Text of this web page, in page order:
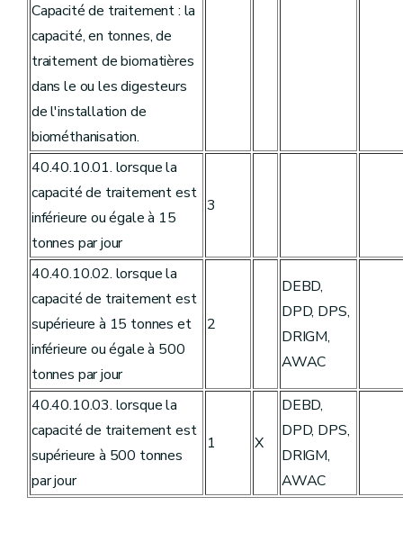
Capacité de traitement : la
capacité, en tonnes, de
traitement de biomatières
dans le ou les digesteurs
de l'installation de
biométhanisation.
40.40.10.01. lorsque la
capacité de traitement est
inférieure ou égale à 15
tonnes par jour
3
40.40.10.02. lorsque la
capacité de traitement est
supérieure à 15 tonnes et
inférieure ou égale à 500
tonnes par jour
2
DEBD,
DPD, DPS,
DRIGM,
AWAC
40.40.10.03. lorsque la
capacité de traitement est
supérieure à 500 tonnes
par jour
1 X
DEBD,
DPD, DPS,
DRIGM,
AWAC